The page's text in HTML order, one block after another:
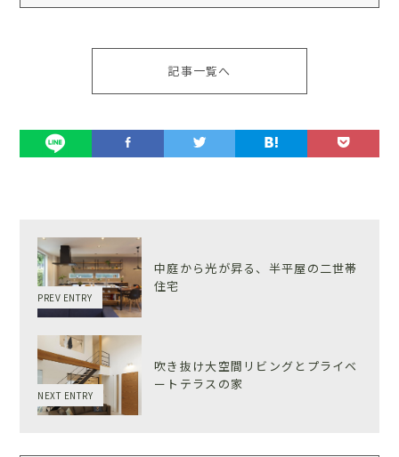
記事一覧へ
PREV ENTRY
中庭から光が昇る、半平屋の二世帯
住宅
NEXT ENTRY
吹き抜け大空間リビングとプライベ
ートテラスの家